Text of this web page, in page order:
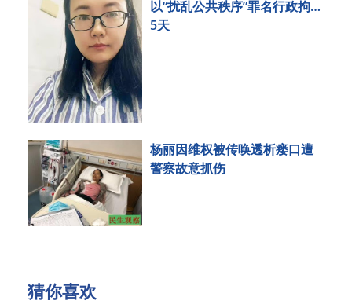
以“扰乱公共秩序”罪名行政拘留
5天
杨丽因维权被传唤透析瘘口遭
警察故意抓伤
猜你喜欢